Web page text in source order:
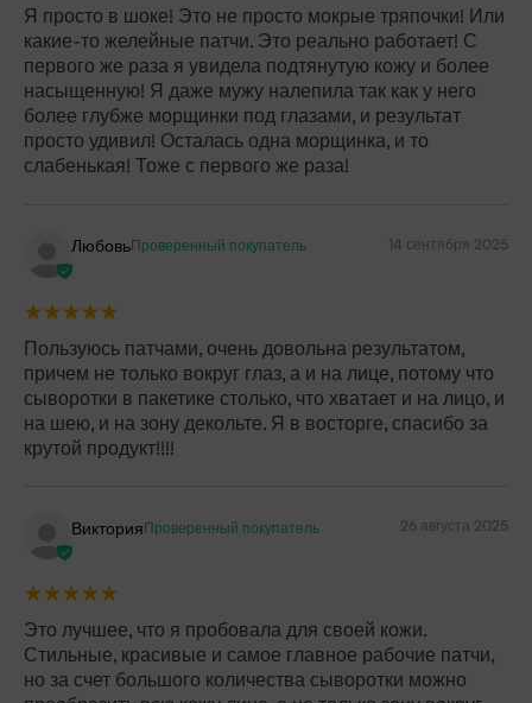
Я просто в шоке! Это не просто мокрые тряпочки! Или
какие-то желейные патчи. Это реально работает! С
первого же раза я увидела подтянутую кожу и более
насыщенную! Я даже мужу налепила так как у него
более глубже морщинки под глазами, и результат
просто удивил! Осталась одна морщинка, и то
слабенькая! Тоже с первого же раза!
ЛюбовьПроверенный покупатель 14 сентября 2025
Пользуюсь патчами, очень довольна результатом,
причем не только вокруг глаз, а и на лице, потому что
сыворотки в пакетике столько, что хватает и на лицо, и
на шею, и на зону декольте. Я в восторге, спасибо за
крутой продукт!!!!
ВикторияПроверенный покупатель 26 августа 2025
Это лучшее, что я пробовала для своей кожи.
Стильные, красивые и самое главное рабочие патчи,
но за счет большого количества сыворотки можно